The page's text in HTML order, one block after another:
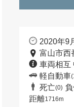
2020年9
富山市西
車両相互
軽自動車
死亡(0)
距離1716m